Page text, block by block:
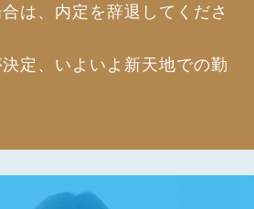
は、内定を辞退してくださ
定、いよいよ新天地での勤